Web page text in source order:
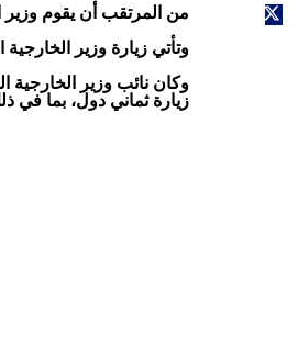
من المرتقب أن يقوم وزير
وتأتي زيارة وزير
زيارة ثماني دول، بما في